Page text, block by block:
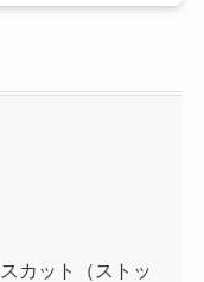
カット（ストッ